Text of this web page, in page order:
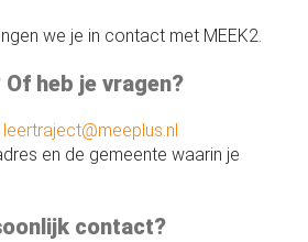
we je in contact met MEEK2.
heb je vragen?
leertraject@meeplus.nl
en de gemeente waarin je
contact?